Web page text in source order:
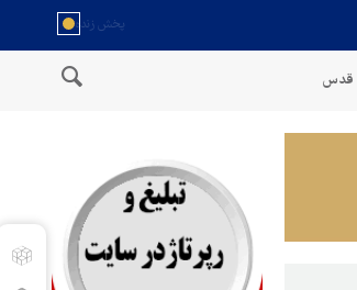
قدس
عربستان را با موشک بالستیک هدف قرار دادیم